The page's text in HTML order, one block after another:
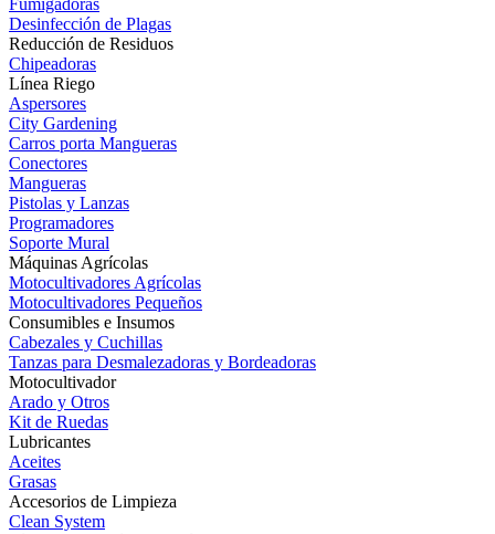
Desinfección de Plagas
Reducción de Residuos
Chipeadoras
Línea Riego
Aspersores
City Gardening
Carros porta Mangueras
Conectores
Mangueras
Pistolas y Lanzas
Programadores
Soporte Mural
Máquinas Agrícolas
Motocultivadores Agrícolas
Motocultivadores Pequeños
Consumibles e Insumos
Cabezales y Cuchillas
Tanzas para Desmalezadoras y Bordeadoras
Motocultivador
Arado y Otros
Kit de Ruedas
Lubricantes
Aceites
Grasas
Accesorios de Limpieza
Clean System